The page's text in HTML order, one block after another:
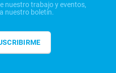
nuestro trabajo y eventos,
nuestro boletín.